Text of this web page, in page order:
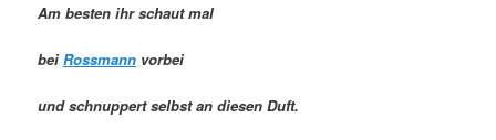
Am besten ihr schaut mal
beiRossmann vorbei
und schnuppert selbst an diesen Duft.